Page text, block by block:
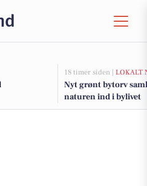
18 timer siden | LOKALT
Nyt grønt bytorv
naturen ind i bylivet